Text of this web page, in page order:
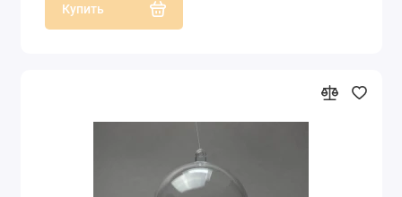
Купить